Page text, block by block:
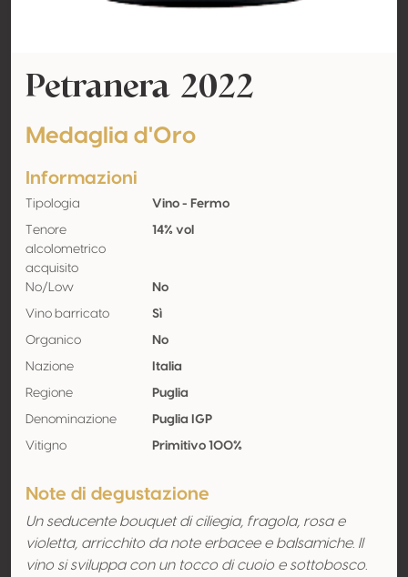
Petranera 2022
Medaglia d'Oro
Informazioni
Tipologia Vino - Fermo
Tenore
alcolometrico
acquisito
14% vol
No/Low No
Vino barricato Sì
Organico No
Nazione Italia
Regione Puglia
Denominazione Puglia IGP
Vitigno Primitivo 100%
Note di degustazione
Un seducente bouquet di ciliegia, fragola, rosa e
violetta, arricchito da note erbacee e balsamiche. Il
vino si sviluppa con un tocco di cuoio e sottobosco.